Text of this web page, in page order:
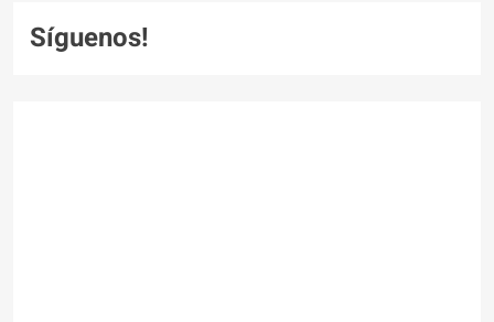
Síguenos!